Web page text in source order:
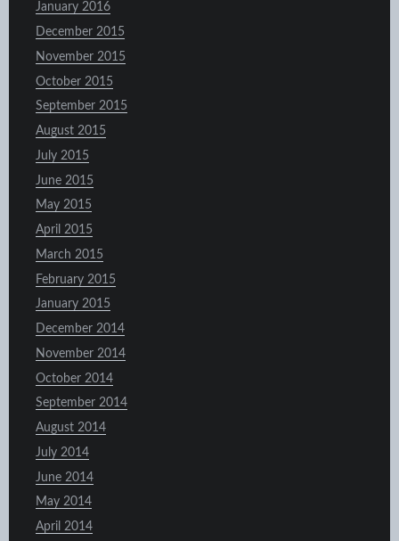
January 2016
December 2015
November 2015
October 2015
September 2015
August 2015
July 2015
June 2015
May 2015
April 2015
March 2015
February 2015
January 2015
December 2014
November 2014
October 2014
September 2014
August 2014
July 2014
June 2014
May 2014
April 2014